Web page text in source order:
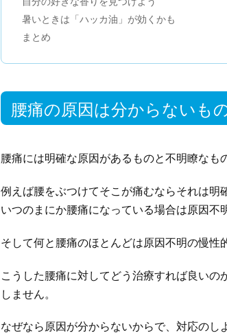
暑いときは「ハッカ油」が効くかも
まとめ
腰痛の原因は分からないも
腰痛には明確な原因があるものと不明瞭なも
例えば腰をぶつけてそこが痛むならそれは明
いつのまにか腰痛になっている場合は原因不
そして何と腰痛のほとんどは原因不明の慢性
こうした腰痛に対してどう治療すれば良い
しません。
なぜなら原因が分からないからで、対応のし